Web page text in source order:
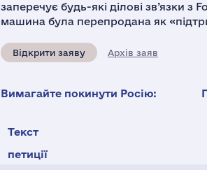
заперечує будь-які ділові зв’язки
машина була перепродана як
Відкрити заяву Архів заяв
Вимагайте покинути Росію:
Текст
петиції